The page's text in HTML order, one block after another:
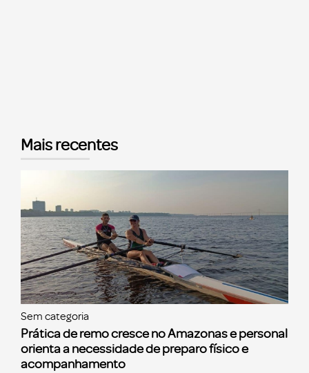
Mais recentes
Sem categoria
Prática de remo cresce no Amazonas e personal
orienta a necessidade de preparo físico e
acompanhamento